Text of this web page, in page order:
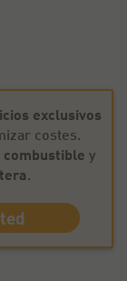
exclusivos
costes.
y
.